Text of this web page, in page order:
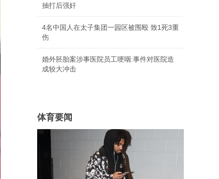
抽打后强奸
4名中国人在太子集团一园区被围殴 致1死3重
伤
婚外胚胎案涉事医院员工哽咽:事件对医院造
成较大冲击
体育要闻